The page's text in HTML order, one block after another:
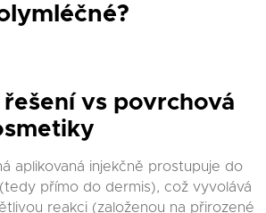
řešení vs povrchová
aplikovaná injekčně prostupuje do
přímo do dermis), což vyvolává
reakci (založenou na přirozené